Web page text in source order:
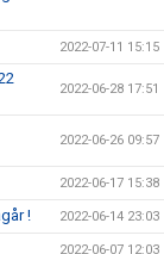
2022-07-11 15:15
2022-06-28 17:51
2022-06-26 09:57
2022-06-17 15:38
! 2022-06-14 23:03
2022-06-07 12:03